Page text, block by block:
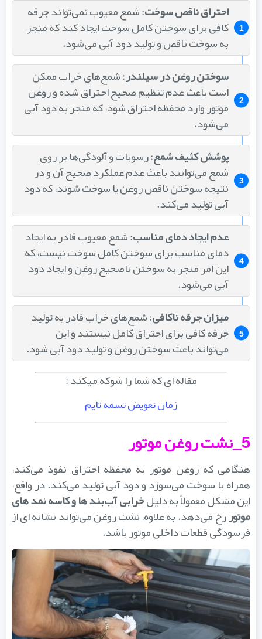
احتراق ناقص سوخت: شمع معیوب نمی‌تواند جرقه
کافی برای سوختن کامل سوخت ایجاد کند که منجر
به سوخت ناقص و تولید دود آبی می‌شود.
سوختن روغن در سیلندر: شمع‌های خراب ممکن
است باعث عدم تنظیم صحیح احتراق شده و روغن
موتور وارد محفظه احتراق شود، که منجر به دود آبی
می‌شود.
پوشش کثیف شمع: رسوبات و آلودگی‌ها بر روی
شمع می‌توانند باعث عدم عملکرد صحیح آن و در
نتیجه سوختن ناقص روغن یا سوخت شوند، که دود
آبی تولید می‌کند.
عدم ایجاد دمای مناسب: شمع معیوب قادر به ایجاد
دمای مناسب برای سوختن کامل سوخت نیست، که
این امر منجر به سوختن ناصحیح روغن و ایجاد دود
آبی می‌شود.
میزان جرقه ناکافی: شمع‌های خراب قادر به تولید
جرقه کافی برای احتراق کامل نیستند و این
می‌تواند باعث سوختن روغن و تولید دود آبی شود.
مقاله ای که شما را شوکه میکند :
زمان تعویض تسمه تایم
هنگامی که روغن موتور به محفظه احتراق نفوذ می‌کند،
همراه با سوخت می‌سوزد و دود آبی تولید می‌کند. در واقع،
این مشکل معمولاً به دلیلخرابی آب‌بند ها و کاسه نمد های
موتوررخ می‌دهد. به علاوه، نشت روغن می‌تواند نشانه‌ ای از
فرسودگی قطعات داخلی موتور باشد.